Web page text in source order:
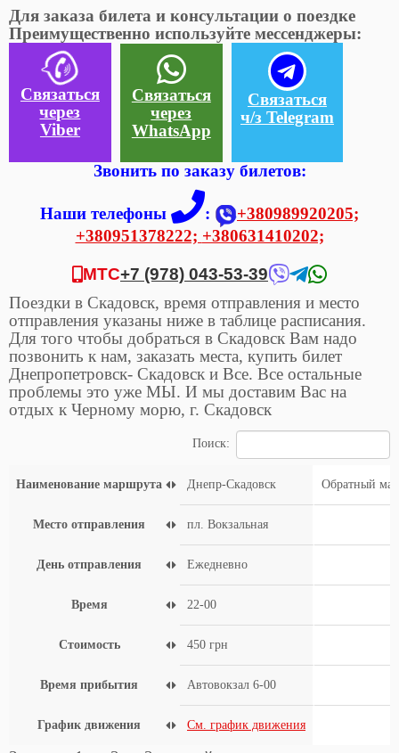
Для заказа билета и консультации о поездке
Преимущественно используйте мессенджеры:
Связаться
через
Viber
Связаться
через
WhatsApp
Связаться
ч/з Telegram
Звонить по заказу билетов:
Наши телефоны :
+380989920205;
+380951378222; +380631410202;
МТС+7 (978) 043-53-39
Поездки в Скадовск, время отправления и место
отправления указаны ниже в таблице расписания.
Для того чтобы добраться в Скадовск Вам надо
позвонить к нам, заказать места, купить билет
Днепропетровск- Скадовск и Все. Все остальные
проблемы это уже МЫ. И мы доставим Вас на
отдых к Черному морю, г. Скадовск
Поиск:
Наименование маршрута
Место отправления
День отправления
Время
Стоимость
Время прибытия
График движения
Днепр-Скадовск
пл. Вокзальная
Ежедневно
22-00
450 грн
Автовокзал 6-00
См. график движения
Обратный